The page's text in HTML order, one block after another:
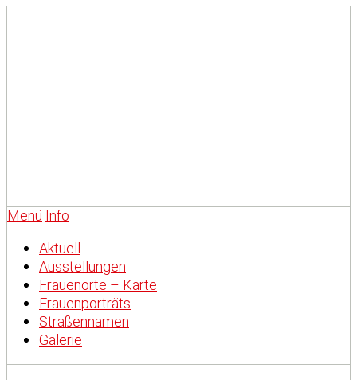
Menü Info
Aktuell
Ausstellungen
Frauenorte – Karte
Frauenporträts
Straßennamen
Galerie